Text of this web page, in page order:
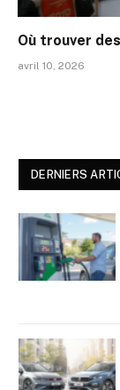
Où trouver
avril 10, 2026
DERNIERS